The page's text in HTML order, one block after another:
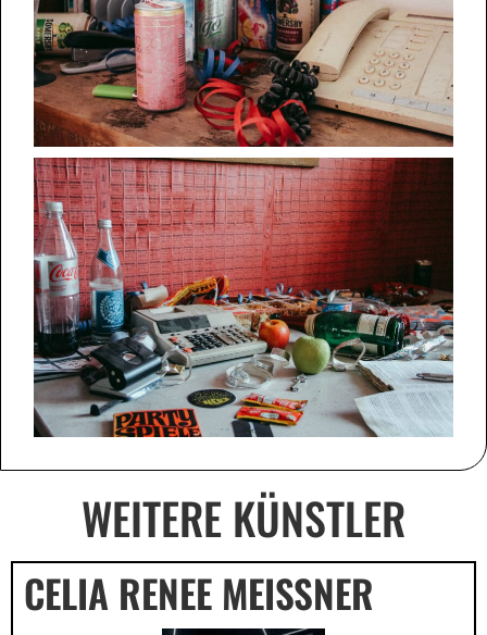
WEITERE KÜNSTLER
CELIA RENEE MEISSNER